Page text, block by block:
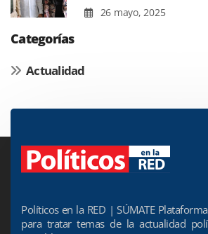
26 mayo, 2025
Categorías
Actualidad
Políticos en la RED | SÚMATE
para tratar temas de la actualidad